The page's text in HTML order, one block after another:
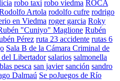
robo taxi robo viedma ROCA
Artola rodolfo cufre rodrigo
en Viedma roger garcia Roky
"Cuniyo" Maglione Rubén
Pérez ruta 23 accidente rutas 6
Sala B de la Cámara Criminal de
del Libertador salarios salmonella
pesca san javier sanción sandro
Dalmaú Se poJuegos de Río